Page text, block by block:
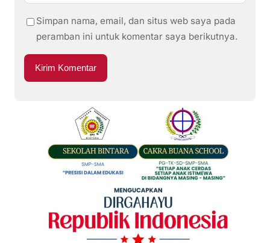
Simpan nama, email, dan situs web saya pada
peramban ini untuk komentar saya berikutnya.